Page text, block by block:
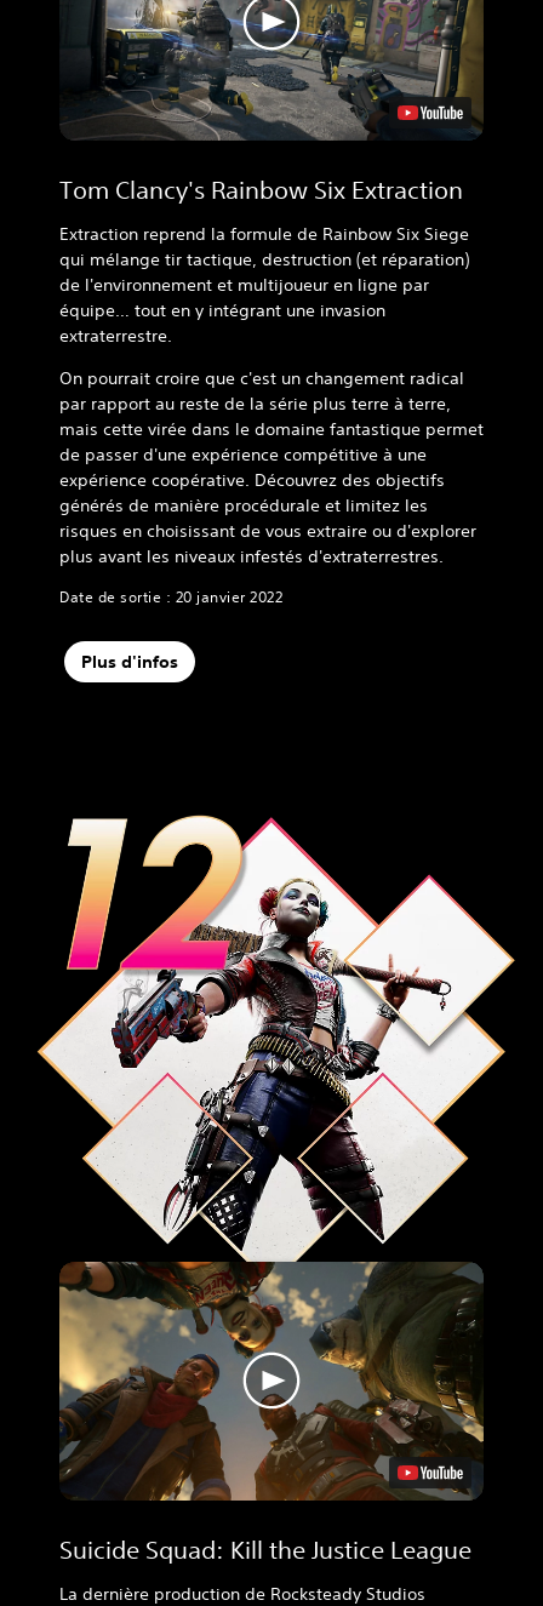
Tom Clancy's Rainbow Six Extraction
Extraction reprend la formule de Rainbow Six Siege
qui mélange tir tactique, destruction (et réparation)
de l'environnement et multijoueur en ligne par
équipe… tout en y intégrant une invasion
extraterrestre.
On pourrait croire que c'est un changement radical
par rapport au reste de la série plus terre à terre,
mais cette virée dans le domaine fantastique permet
de passer d'une expérience compétitive à une
expérience coopérative. Découvrez des objectifs
générés de manière procédurale et limitez les
risques en choisissant de vous extraire ou d'explorer
plus avant les niveaux infestés d'extraterrestres.
Date de sortie : 20 janvier 2022
Plus d'infos
Suicide Squad: Kill the Justice League
La dernière production de Rocksteady Studios